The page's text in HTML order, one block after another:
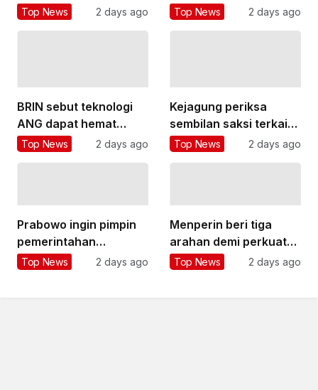
yang lebih variatif
Top News 2 days ago
besar di bidang
Top News 2 days ago
BRIN sebut teknologi
ANG dapat hemat
subsidi LPG hingga
Top News 2 days ago
Kejagung periksa
sembilan saksi terkait
kasus TPPU Febrie
Top News 2 days ago
Prabowo ingin pimpin
pemerintahan
berlandaskan fakta
Top News 2 days ago
Menperin beri tiga
arahan demi perkuat
ekosistem startup RI
Top News 2 days ago